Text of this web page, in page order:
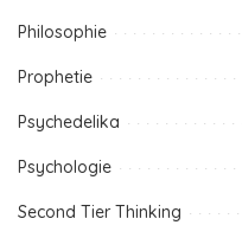
Philosophie
Prophetie
Psychedelika
Psychologie
Second Tier Thinking